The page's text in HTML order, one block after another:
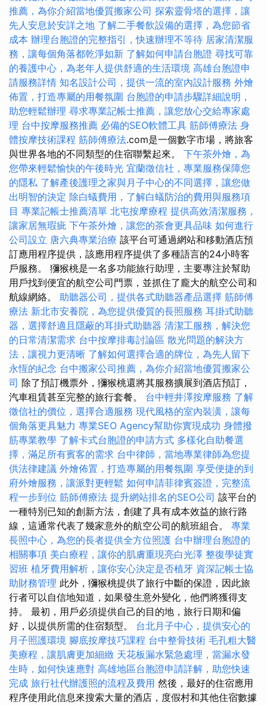
推薦，為你介紹當地優質搬家公司 探索靈骨塔的選擇，讓
先人安息於安詳之地 了解二手餐飲設備的選擇，為您節省
成本 辦理台胞證的完整指引，快速辦理不等待 居家清潔服
務，讓每個角落都乾淨如新 了解如何申請台胞證 尋找可靠
的養護中心，為老年人提供舒適的生活環境 高雄台胞證申
請服務詳情 知名設計公司，提供一流的室內設計服務 外燴
佈置，打造專屬的用餐氛圍 台胞證的申請步驟詳細說明，
助您輕鬆辦理 尋求專業記帳士推薦，讓您放心交給專家處
理 台中按摩服務推薦 必備的SEO軟體工具 筋師傅療法 身
體按摩技術課程 筋師傅療法.com是一個數字市場，將旅客
與世界各地的不同類型的住宿聯繫起來。 下午茶外燴，為
您帶來輕鬆愉快的午後時光 宜蘭徵信社，專業服務保障您
的隱私 了解產後護理之家與月子中心的不同選擇，讓您做
出明智的決定 除白蟻費用，了解白蟻防治的費用與服務項
目 專業記帳士推薦清單 北屯按摩療程 提供高效清潔服務，
讓家居無瑕疵 下午茶外燴，讓您的茶會更具品味 如何進行
公司設立 唐六典專業治療 該平台可通過網站和移動酒店預
訂應用程序提供，該應用程序提供了多種語言的24小時客
戶服務。 獼猴桃是一名多功能旅行助理，主要專注於幫助
用戶找到便宜的航空公司門票，並抓住了龐大的航空公司和
航線網絡。 助聽器公司，提供各式助聽器產品選擇 筋師傅
療法 新北市安養院，為您提供優質的長照服務 耳掛式助聽
器，選擇舒適且隱蔽的耳掛式助聽器 清潔工服務，解決您
的日常清潔需求 台中按摩排毒討論區 散光問題的解決方
法，讓視力更清晰 了解如何選擇合適的牌位，為先人留下
永恆的紀念 台中搬家公司推薦，為你介紹當地優質搬家公
司 除了預訂機票外，獼猴桃還將其服務擴展到酒店預訂，
汽車租賃甚至完整的旅行套餐。 台中輕井澤按摩服務 了解
徵信社的價位，選擇合適服務 現代風格的室內裝潢，讓每
個角落更具魅力 專業SEO Agency幫助你實現成功 身體撥
筋專業教學 了解卡式台胞證的申請方式 多樣化自助餐選
擇，滿足所有賓客的需求 台中律師，當地專業律師為您提
供法律建議 外燴佈置，打造專屬的用餐氛圍 享受便捷的到
府外燴服務，讓派對更輕鬆 如何申請菲律賓簽證，完整流
程一步到位 筋師傅療法 提升網站排名的SEO公司 該平台的
一種特別已知的創新方法，創建了具有成本效益的旅行路
線，這通常代表了幾家意外的航空公司的航班組合。 專業
長照中心，為您的長者提供全方位照護 台中辦理台胞證的
相關事項 美白療程，讓你的肌膚重現亮白光澤 整復學徒實
習班 植牙費用解析，讓你安心決定是否植牙 資深記帳士協
助財務管理 此外，獼猴桃提供了旅行中斷的保證，因此旅
行者可以自信地知道，如果發生意外變化，他們將獲得支
持。 最初，用戶必須提供自己的目的地，旅行日期和偏
好，以提供所需的住宿類型。 台北月子中心，提供安心的
月子照護環境 腳底按摩技巧課程 台中整骨技術 毛孔粗大醫
美療程，讓肌膚更加細緻 天花板漏水緊急處理，當漏水發
生時，如何快速應對 高雄地區台胞證申請詳解，助您快速
完成 旅行社代辦護照的流程及費用 然後，最好的住宿應用
程序使用此信息來搜索大量的酒店，度假村和其他住宿數據